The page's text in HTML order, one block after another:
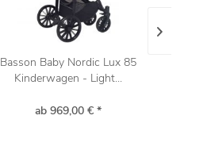
Basson Baby Nordic Lux 85
Kinderwagen - Light...
ab 969,00 € *